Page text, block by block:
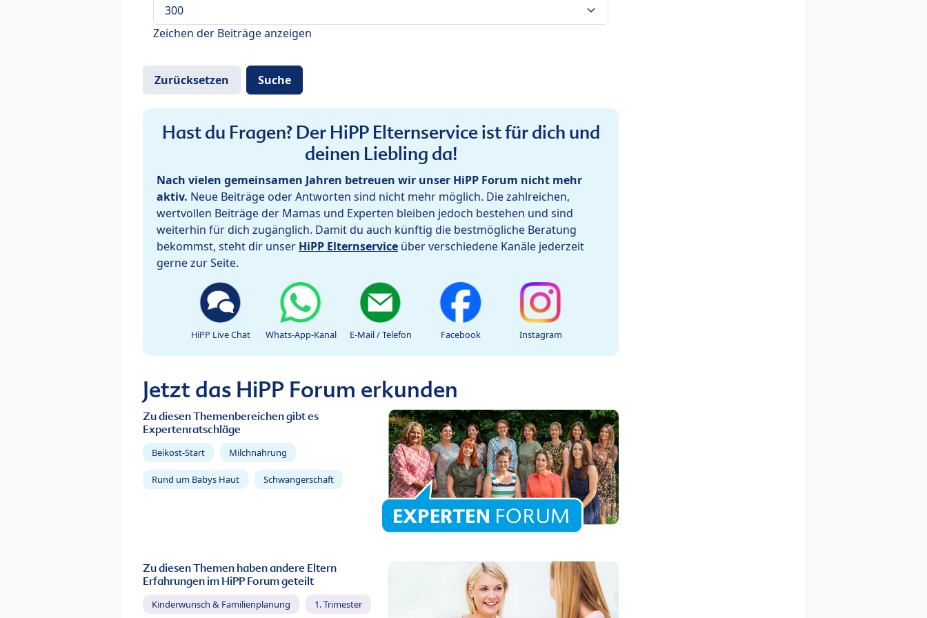
Zeichen der Beiträge anzeigen
Hast du Fragen? Der HiPP Elternservice ist für dich und
deinen Liebling da!
Nach vielen gemeinsamen Jahren betreuen wir unser HiPP Forum nicht mehr
aktiv. Neue Beiträge oder Antworten sind nicht mehr möglich. Die zahlreichen,
wertvollen Beiträge der Mamas und Experten bleiben jedoch bestehen und sind
weiterhin für dich zugänglich. Damit du auch künftig die bestmögliche Beratung
bekommst, steht dir unser HiPP Elternservice über verschiedene Kanäle jederzeit
gerne zur Seite.
HiPP Live Chat Whats-App-Kanal E-Mail / Telefon Facebook Instagram
Jetzt das HiPP Forum erkunden
Zu diesen Themenbereichen gibt es
Expertenratschläge
Beikost-Start Milchnahrung
Rund um Babys Haut Schwangerschaft
Zu diesen Themen haben andere Eltern
Erfahrungen im HiPP Forum geteilt
Kinderwunsch & Familienplanung 1. Trimester